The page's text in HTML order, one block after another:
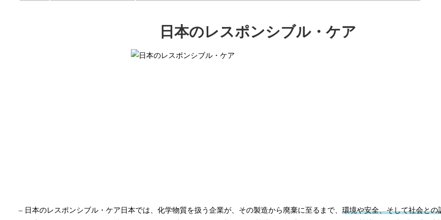
日本のレスポンシブル・ケア
– 日本のレスポンシブル・ケア日本では、化学物質を扱う企業が、その製造から廃棄に至るまで、 環境や安全、そして社会との